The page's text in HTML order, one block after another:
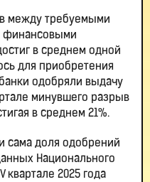
между требуемыми
финансовыми
в среднем одной
для приобретения
одобряли выдачу
минувшего разрыв
в среднем 21%.
сама доля одобрений
Национального
квартале 2025 года